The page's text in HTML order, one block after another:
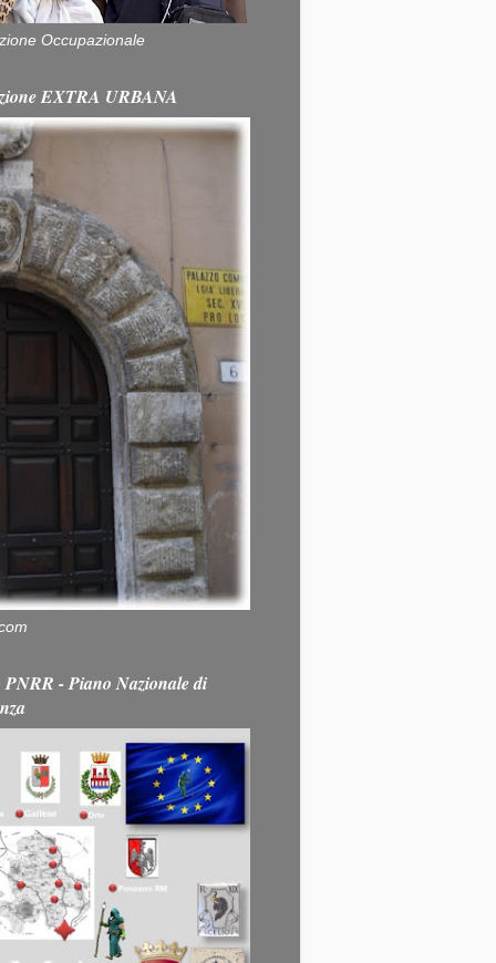
Occupazionale
EXTRA URBANA
- Piano Nazionale di